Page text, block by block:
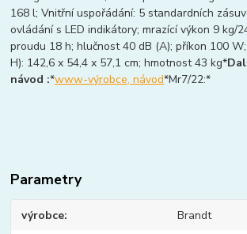
168 l; Vnitřní uspořádání: 5 standardních
ovládání s LED indikátory; mrazící výkon 9 kg/
proudu 18 h; hlučnost 40 dB (A); příkon 100
H): 142,6 x 54,4 x 57,1 cm; hmotnost 43 kg*
návod :*www-výrobce, návod*Mr7/22:*
Parametry
výrobce Brandt